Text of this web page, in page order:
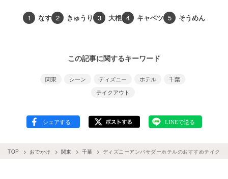
1 なす 2 きゅうり 3 大根 4 キャベツ 5 そうめん
この記事に関するキーワード
関東 シーン ディズニー ホテル
千葉
テイクアウト
TOP おでかけ 関東 千葉 ディズニーアンバサダーホテルのおすすめテイク